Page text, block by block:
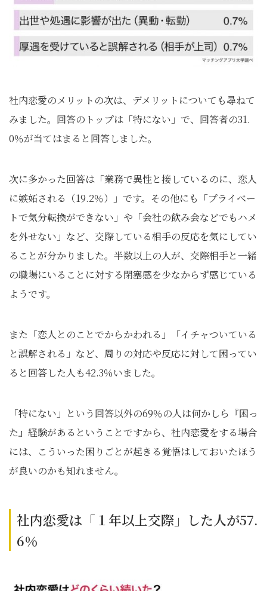
社内恋愛のメリットの次は、デメリットについても尋ねて
みました。回答のトップは「特にない」で、回答者の31.
0％が当てはまると回答しました。
次に多かった回答は「業務で異性と接しているのに、恋人
に嫉妬される（19.2％）」です。その他にも「プライベー
トで気分転換ができない」や「会社の飲み会などでもハメ
を外せない」など、交際している相手の反応を気にしてい
ることが分かりました。半数以上の人が、交際相手と一緒
の職場にいることに対する閉塞感を少なからず感じている
ようです。
また「恋人とのことでからかわれる」「イチャついている
と誤解される」など、周りの対応や反応に対して困ってい
ると回答した人も42.3％いました。
「特にない」という回答以外の69％の人は何かしら『困っ
た』経験があるということですから、社内恋愛をする場合
には、こういった困りごとが起きる覚悟はしておいたほう
が良いのかも知れません。
社内恋愛は「１年以上交際」した人が57.
6％